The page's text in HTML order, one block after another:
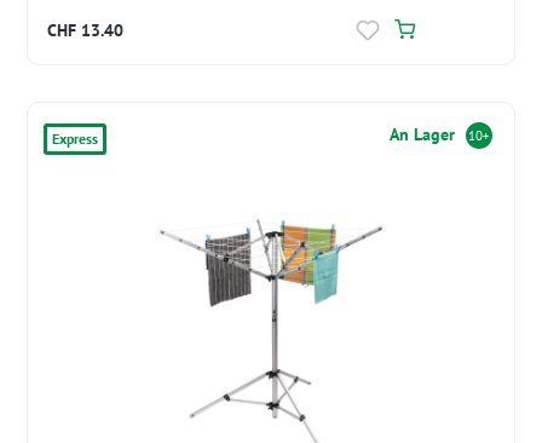
CHF 13.40
Express An Lager 10+